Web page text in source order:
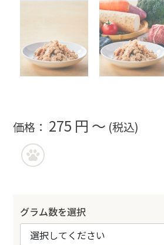
価格： 275 円 ～ (税込)
グラム数を選択